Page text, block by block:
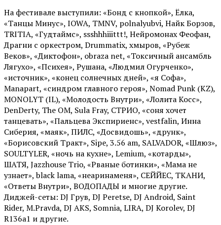
На фестивале выступили: «Бонд с кнопкой», Ёлка,
«Танцы Минус», IOWA, TMNV, polnalyubvi, Найк Борзов,
TRITIA, «Гудтаймс», ssshhhiiittt!, Нейромонах Феофан,
Драгни с оркестром, Drummatix, хмыров, «Рубеж
Веков», «Диктофон», obraza net, «Токсичный ансамбль
Лягухо», «Психея», Рушана, «Людмил Огурченко»,
«источник», «конец солнечных дней», «я Софа»,
Manapart, «синдром главного героя», Nomad Punk (KZ),
MONOLYT (IL), «Молодость Внутри», «Лолита Косс»,
DenDerty, The OM, Sula Fray, СТРИО, «соня хочет
танцевать», «Пальцева Экспириенс», vestfalin, Инна
Сиберия, «маяк», ПИЛС, «Досвидошь», «друнк»,
«Борисовский Тракт», Sipe, 3.56 am, SALVADOR, «Шлюз»,
SOULTYLER, «ночь на кухне», Lemium, «котарды»,
ШАТЯ, Jazzhouse Trio, «Рваные ботинки», «Мама не
узнает», black lama, «неаринаменя», СЕЙЙЕС, ТКАНИ,
«Ответы Внутри», ВОДОПАДЫ и многие другие.
Диджей-сеты: DJ Грув, DJ Peretse, DJ Android, Saint
Rider, М.Pravda, DJ AKS, Somnia, LIRA, DJ Korolev, DJ
R136a1 и другие.